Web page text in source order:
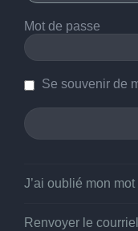
Mot de passe
Se souvenir de
J’ai oublié mon
Renvoyer le